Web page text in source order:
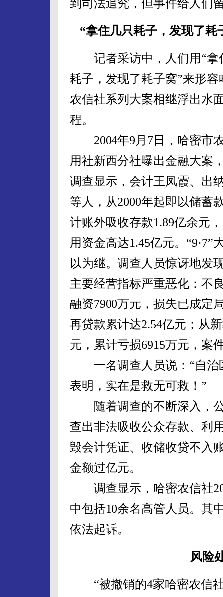
到司法追究，但事件给人
“拿住几只耗子，发现了耗
记者采访中，人们用“拿
耗子，发现了耗子窝”来形容
农信社系列大案相继浮出水
程。
2004年9月7日，哈密市
用社新西分社曝出金融大案
调查显示，会计王凤霞、出
等人，从2000年起即以储蓄
计账外吸收存款1.89亿余元
用资金高达1.45亿元。
以为继。调查人员惊讶地发
主要经营指标严重恶化：不
融资7900万元，损失已成定
再贷款累计达2.54亿元；从
元，累计亏损6915万元，
一名调查人员说：“自治
表明，实在是救无可救！”
随着调查的不断深入，公
查出非法吸收公众存款、利
毁会计凭证、收储收贷不入
金额过亿元。
调查显示，哈密农信社
中包括10余名高管人员。其
依法起诉。
风险
“被撤销的4家哈密农信社